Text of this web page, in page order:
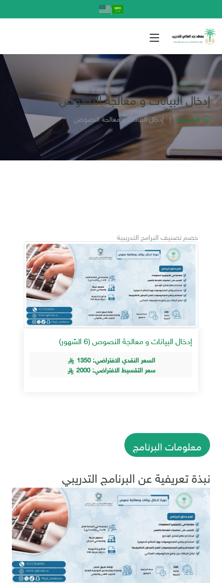
|
إدخال البيانات و معالجة النصوص
الرئيسية| إدخال البيانات و معالجة النصوص
خصم تصنيف البرامج التدريبية
إدخال البيانات و معالجة النصوص (6 الشهور)
السعر النقدي الافتراضي: 1350
سعر التقسيط الافتراضي: 2000
معلومات البرنامج
نبذة تعريفية عن البرنامج التدريبي